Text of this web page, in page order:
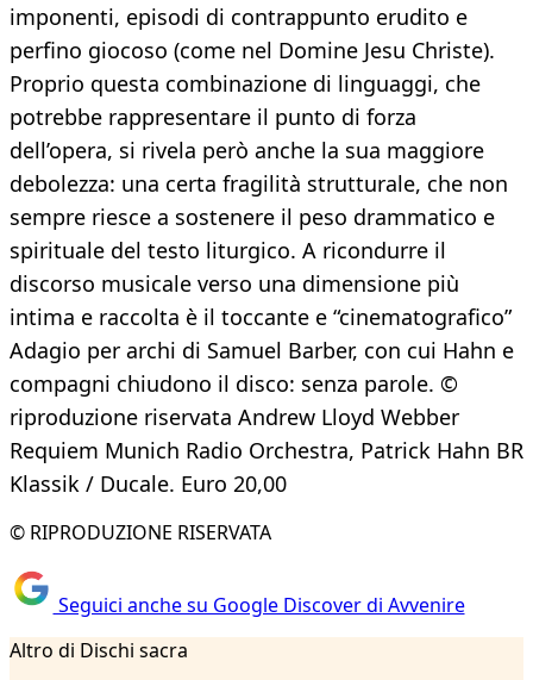
imponenti, episodi di contrappunto erudito e
perfino giocoso (come nel Domine Jesu Christe).
Proprio questa combinazione di linguaggi, che
potrebbe rappresentare il punto di forza
dell’opera, si rivela però anche la sua maggiore
debolezza: una certa fragilità strutturale, che non
sempre riesce a sostenere il peso drammatico e
spirituale del testo liturgico. A ricondurre il
discorso musicale verso una dimensione più
intima e raccolta è il toccante e “cinematografico”
Adagio per archi di Samuel Barber, con cui Hahn e
compagni chiudono il disco: senza parole. ©
riproduzione riservata Andrew Lloyd Webber
Requiem Munich Radio Orchestra, Patrick Hahn BR
Klassik / Ducale. Euro 20,00
© RIPRODUZIONE RISERVATA
Seguici anche su Google Discover di Avvenire
Altro di Dischi sacra